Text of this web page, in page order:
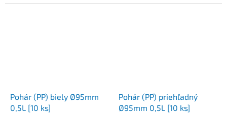
Pohár (PP) biely Ø95mm
0,5L [10 ks]
Pohár (PP) priehľadný
Ø95mm 0,5L [10 ks]